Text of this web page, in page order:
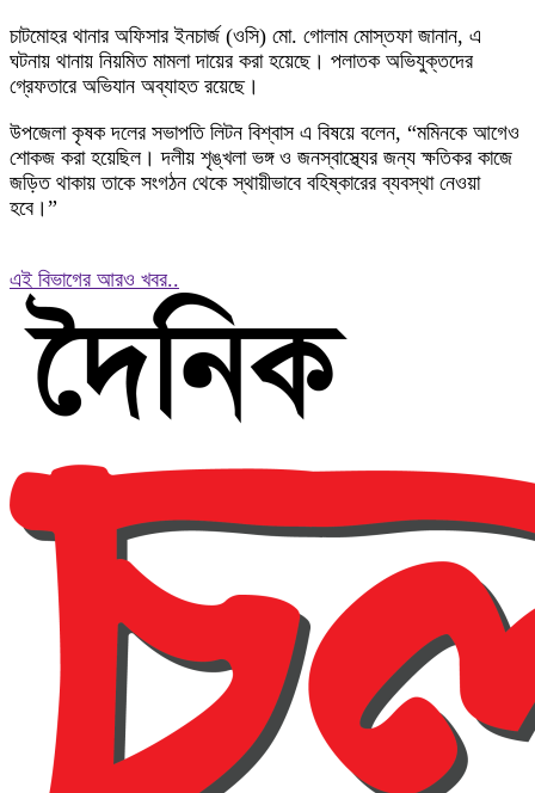
চাটমোহর থানার অফিসার ইনচার্জ (ওসি) মো. গোলাম মোস্তফা জানান, এ
ঘটনায় থানায় নিয়মিত মামলা দায়ের করা হয়েছে। পলাতক অভিযুক্তদের
গ্রেফতারে অভিযান অব্যাহত রয়েছে।
উপজেলা কৃষক দলের সভাপতি লিটন বিশ্বাস এ বিষয়ে বলেন, “মমিনকে আগেও
শোকজ করা হয়েছিল। দলীয় শৃঙ্খলা ভঙ্গ ও জনস্বাস্থ্যের জন্য ক্ষতিকর কাজে
জড়িত থাকায় তাকে সংগঠন থেকে স্থায়ীভাবে বহিষ্কারের ব্যবস্থা নেওয়া
হবে।”
এই বিভাগের আরও খবর..